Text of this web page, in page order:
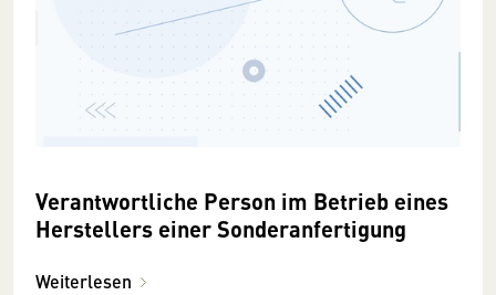
Verantwortliche Person im Betrieb eines
Herstellers einer Sonderanfertigung
Weiterlesen